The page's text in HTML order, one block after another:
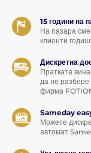
15 години на
На пазара
клиенти
Дискретна
Пратката
да не разбере
фирма
Sameday
Можете
автомат